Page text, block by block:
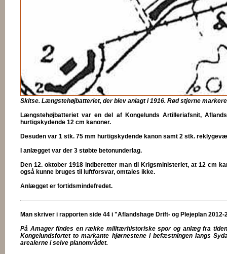
Skitse. Længstehøjbatteriet, der blev anlagt i 1916. Rød stjerne
Længstehøjbatteriet var en del af Kongelunds Artilleriafsnit,
hurtigskydende 12 cm kanoner.
Desuden var 1 stk. 75 mm hurtigskydende kanon samt 2 stk.
I anlægget var der 3 støbte betonunderlag.
Den 12. oktober 1918 indberetter man til Krigsministeriet, at 12 cm
også kunne bruges til luftforsvar, omtales ikke.
Anlægget er fortidsmindefredet.
Man skriver i rapporten side 44 i "Aflandshage Drift- og Plejeplan
På Amager findes en række militærhistoriske spor og anlæg fra
Kongelundsfortet to markante hjørnestene i befæstningen langs
arealerne i selve planområdet.